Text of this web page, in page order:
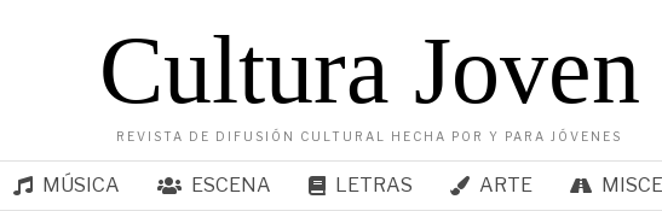
Cultura Joven
REVISTA DE DIFUSIÓN CULTURAL HECHA POR Y PARA JÓVENES
MÚSICA ESCENA LETRAS ARTE